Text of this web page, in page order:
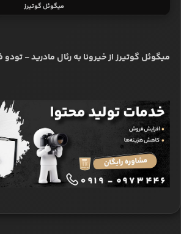
میگوئل گوتیرز
میگوئل گوتیرز از خیرونا به رئال مادرید - تودو